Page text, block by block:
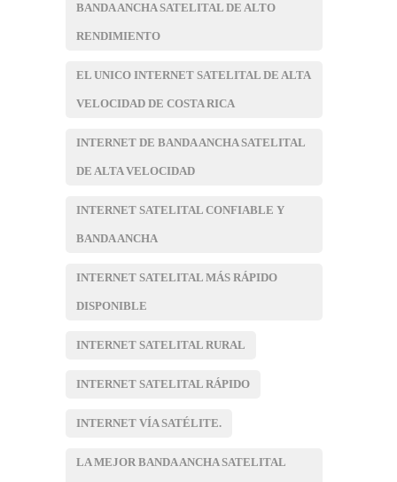
BANDA ANCHA SATELITAL DE ALTO
RENDIMIENTO
EL UNICO INTERNET SATELITAL DE ALTA
VELOCIDAD DE COSTA RICA
INTERNET DE BANDA ANCHA SATELITAL
DE ALTA VELOCIDAD
INTERNET SATELITAL CONFIABLE Y
BANDA ANCHA
INTERNET SATELITAL MÁS RÁPIDO
DISPONIBLE
INTERNET SATELITAL RURAL
INTERNET SATELITAL RÁPIDO
INTERNET VÍA SATÉLITE.
LA MEJOR BANDA ANCHA SATELITAL